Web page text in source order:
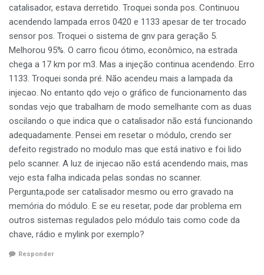
catalisador, estava derretido. Troquei sonda pos. Continuou
acendendo lampada erros 0420 e 1133 apesar de ter trocado
sensor pos. Troquei o sistema de gnv para geração 5.
Melhorou 95%. O carro ficou ótimo, econômico, na estrada
chega a 17 km por m3. Mas a injeção continua acendendo. Erro
1133. Troquei sonda pré. Não acendeu mais a lampada da
injecao. No entanto qdo vejo o gráfico de funcionamento das
sondas vejo que trabalham de modo semelhante com as duas
oscilando o que indica que o catalisador não está funcionando
adequadamente. Pensei em resetar o módulo, crendo ser
defeito registrado no modulo mas que está inativo e foi lido
pelo scanner. A luz de injecao não está acendendo mais, mas
vejo esta falha indicada pelas sondas no scanner.
Pergunta,pode ser catalisador mesmo ou erro gravado na
memória do módulo. E se eu resetar, pode dar problema em
outros sistemas regulados pelo módulo tais como code da
chave, rádio e mylink por exemplo?
Responder